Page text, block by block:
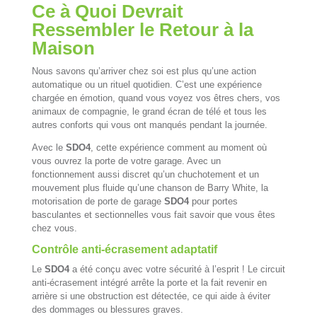
Ce à Quoi Devrait
Ressembler le Retour à la
Maison
Nous savons qu’arriver chez soi est plus qu’une action
automatique ou un rituel quotidien. C’est une expérience
chargée en émotion, quand vous voyez vos êtres chers, vos
animaux de compagnie, le grand écran de télé et tous les
autres conforts qui vous ont manqués pendant la journée.
Avec le SDO4, cette expérience comment au moment où
vous ouvrez la porte de votre garage. Avec un
fonctionnement aussi discret qu’un chuchotement et un
mouvement plus fluide qu’une chanson de Barry White, la
motorisation de porte de garage SDO4 pour portes
basculantes et sectionnelles vous fait savoir que vous êtes
chez vous.
Contrôle anti-écrasement adaptatif
Le SDO4 a été conçu avec votre sécurité à l’esprit ! Le circuit
anti-écrasement intégré arrête la porte et la fait revenir en
arrière si une obstruction est détectée, ce qui aide à éviter
des dommages ou blessures graves.